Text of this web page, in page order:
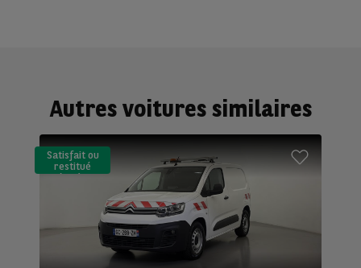
Autres voitures similaires
Satisfait ou
restitué
(LLD)*